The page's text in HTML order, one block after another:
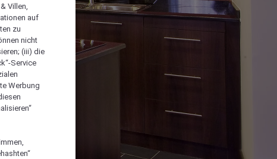
Villen,
auf
zu
nicht
(iii) die
Service
Werbung